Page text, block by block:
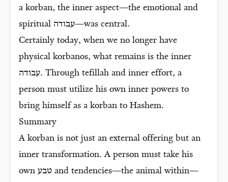
a korban, the inner aspect—the emotional and
spiritual עבודה—was central.
Certainly today, when we no longer have
physical korbanos, what remains is the inner
עבודה. Through tefillah and inner effort, a
person must utilize his own inner powers to
bring himself as a korban to Hashem.
Summary
A korban is not just an external offering but an
inner transformation. A person must take his
own טבע and tendencies—the animal within—